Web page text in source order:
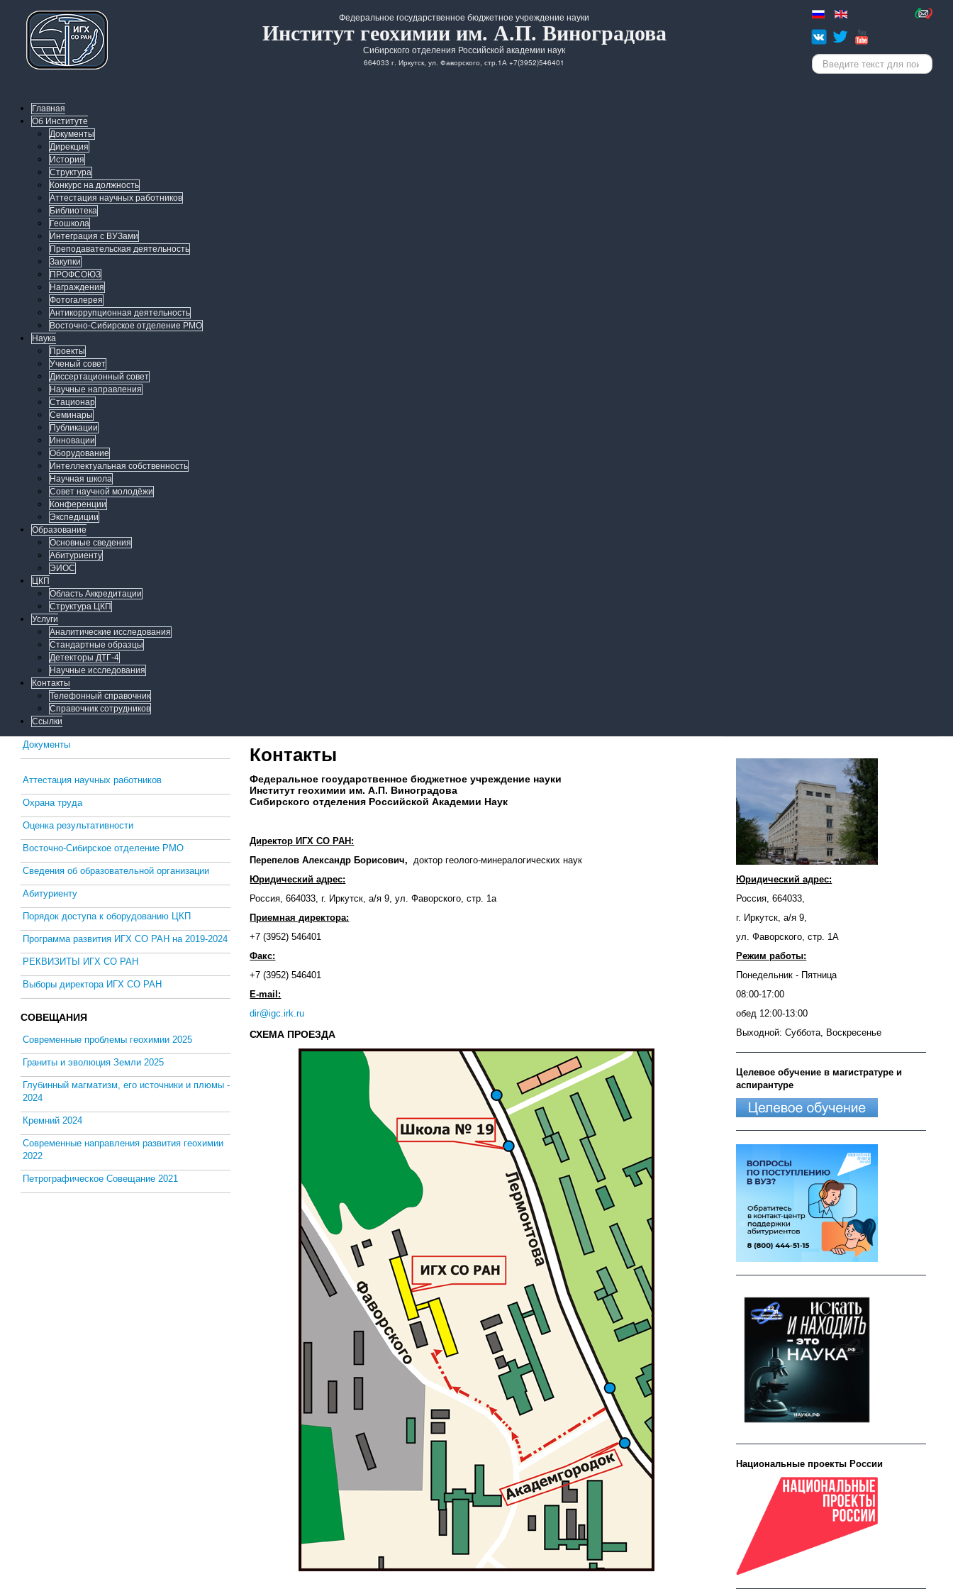
Федеральное государственное бюджетное учреждение науки
Институт геохимии им. А.П. Виноградова
Сибирского отделения Российской академии наук
664033 г. Иркутск, ул. Фаворского, стр.1А +7(3952)546401 Искать...
Главная
Об Институте
Документы
Дирекция
История
Структура
Конкурс на должность
Аттестация научных работников
Библиотека
Геошкола
Интеграция с ВУЗами
Преподавательская деятельность
Закупки
ПРОФСОЮЗ
Награждения
Фотогалерея
Антикоррупционная деятельность
Восточно-Сибирское отделение РМО
Наука
Проекты
Ученый совет
Диссертационный совет
Научные направления
Стационар
Семинары
Публикации
Инновации
Оборудование
Интеллектуальная собственность
Научная школа
Совет научной молодёжи
Конференции
Экспедиции
Образование
Основные сведения
Абитуриенту
ЭИОС
ЦКП
Область Аккредитации
Структура ЦКП
Услуги
Аналитические исследования
Стандартные образцы
Детекторы ДТГ-4
Научные исследования
Контакты
Телефонный справочник
Справочник сотрудников
Ссылки
Документы
Аттестация научных работников
Охрана труда
Оценка результативности
Восточно-Сибирское отделение РМО
Сведения об образовательной организации
Абитуриенту
Порядок доступа к оборудованию ЦКП
Программа развития ИГХ СО РАН на 2019-2024
РЕКВИЗИТЫ ИГХ СО РАН
Выборы директора ИГХ СО РАН
СОВЕЩАНИЯ
Современные проблемы геохимии 2025
Граниты и эволюция Земли 2025
Глубинный магматизм, его источники и плюмы -
2024
Кремний 2024
Современные направления развития геохимии
2022
Петрографическое Совещание 2021
Контакты
Федеральное государственное бюджетное учреждение науки
Институт геохимии им. А.П. Виноградова
Сибирского отделения Российской Академии Наук
Директор ИГХ СО РАН:
Перепелов Александр Борисович, докторгеолого-минералогических наук
Юридический адрес:
Россия, 664033, г. Иркутск, а/я 9, ул. Фаворского, стр. 1а
Приемная директора:
+7 (3952) 546401
Факс:
+7 (3952) 546401
E-mail:
dir@igc.irk.ru
СХЕМА ПРОЕЗДА
Юридический адрес:
Россия, 664033,
г. Иркутск, а/я 9,
ул. Фаворского, стр. 1А
Режим работы:
Понедельник - Пятница
08:00-17:00
обед 12:00-13:00
Выходной: Суббота, Воскресенье
Целевое обучение в магистратуре и
аспирантуре
Национальные проекты России